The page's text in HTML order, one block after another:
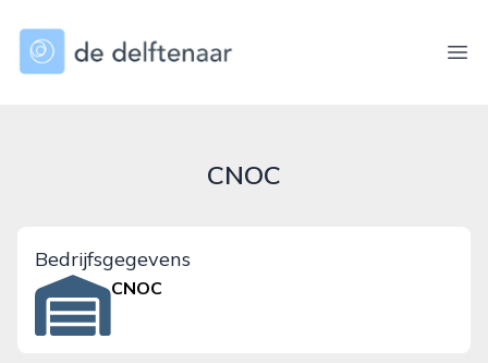
dedelftenaar.nl
CNOC
Bedrijfsgegevens
CNOC